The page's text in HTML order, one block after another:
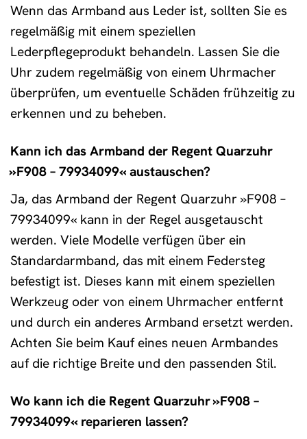
Wenn das Armband aus Leder ist, sollten Sie es
regelmäßig mit einem speziellen
Lederpflegeprodukt behandeln. Lassen Sie die
Uhr zudem regelmäßig von einem Uhrmacher
überprüfen, um eventuelle Schäden frühzeitig zu
erkennen und zu beheben.
Kann ich das Armband der Regent Quarzuhr
»F908 – 79934099« austauschen?
Ja, das Armband der Regent Quarzuhr »F908 –
79934099« kann in der Regel ausgetauscht
werden. Viele Modelle verfügen über ein
Standardarmband, das mit einem Federsteg
befestigt ist. Dieses kann mit einem speziellen
Werkzeug oder von einem Uhrmacher entfernt
und durch ein anderes Armband ersetzt werden.
Achten Sie beim Kauf eines neuen Armbandes
auf die richtige Breite und den passenden Stil.
Wo kann ich die Regent Quarzuhr »F908 –
79934099« reparieren lassen?